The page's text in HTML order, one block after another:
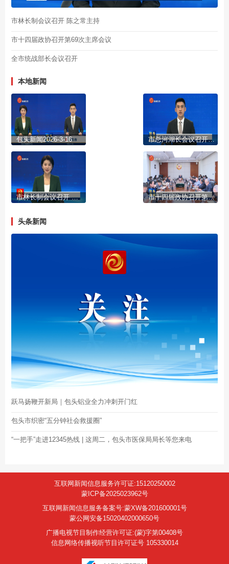
市林长制会议召开 陈之常主持
市十四届政协召开第69次主席会议
全市统战部长会议召开
本地新闻
包头新闻2026-3-16 市总河湖长会议召开 陈之常主持
市林长制会议召开 陈之常主持 市十四届政协召开第69次主席会议
头条新闻
跃马扬鞭开新局｜包头铝业全力冲刺开门红
包头市织密“五分钟社会救援圈”
“一把手”走进12345热线 | 这周二，包头市医保局局长等您来电
互联网新闻信息服务许可证:15120250002
蒙ICP备2025023962号
互联网新闻信息服务备案号:蒙XW备201600001号
蒙公网安备15020402000650号
广播电视节目制作经营许可证:(蒙)字第00408号
信息网络传播视听节目许可证号 105330014